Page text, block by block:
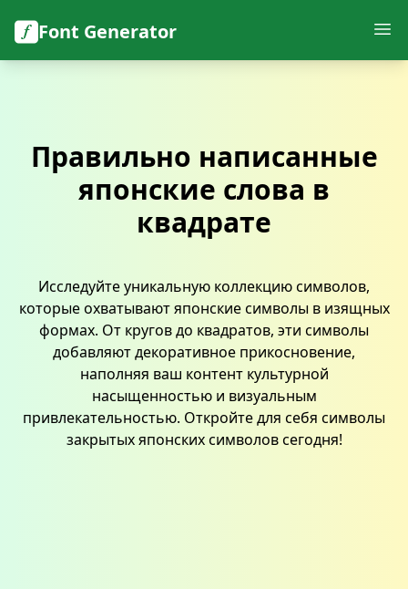
Font Generator
Правильно написанные
японские слова в
квадрате
Исследуйте уникальную коллекцию символов,
которые охватывают японские символы в изящных
формах. От кругов до квадратов, эти символы
добавляют декоративное прикосновение,
наполняя ваш контент культурной
насыщенностью и визуальным
привлекательностью. Откройте для себя символы
закрытых японских символов сегодня!